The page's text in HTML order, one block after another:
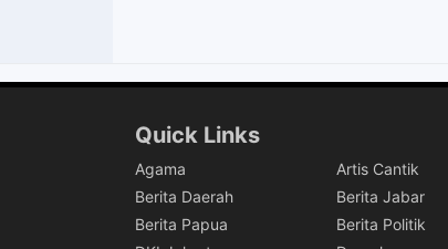
Quick Links
Agama Artis Cantik
Berita Daerah
Berita Jabar
Berita Papua
Berita Politik